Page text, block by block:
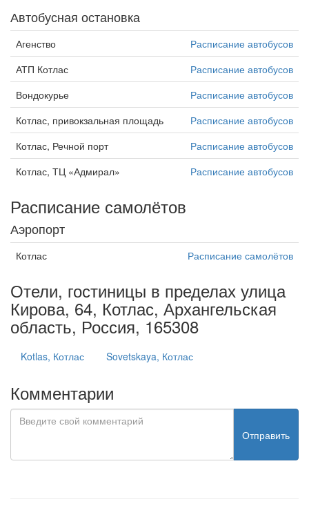
Автобусная остановка
Агенство
Расписание автобусов
АТП Котлас
Расписание автобусов
Вондокурье
Расписание автобусов
Котлас, привокзальная площадь
Расписание автобусов
Котлас, Речной порт
Расписание автобусов
Котлас, ТЦ «Адмирал»
Расписание автобусов
Расписание самолётов
Аэропорт
Котлас Расписание самолётов
Отели, гостиницы в пределах улица
Кирова, 64, Котлас, Архангельская
область, Россия, 165308
Kotlas, Котлас Sovetskaya, Котлас
Комментарии
Отправить